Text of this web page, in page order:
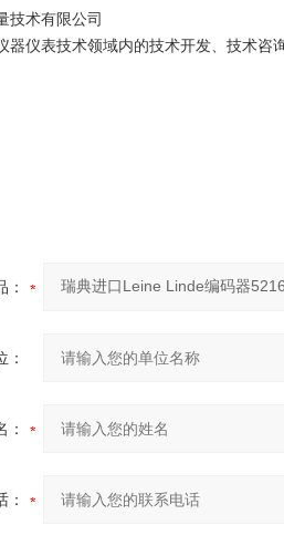
技术有限公司
器仪表技术领域内的技术开发、技术咨
：
：
：
：